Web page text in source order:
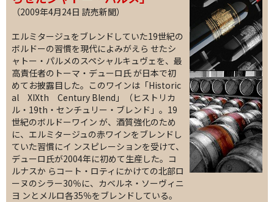
（2009年4月24日 読売新聞）
エルミタージュをブレンドしていた19世紀の
ボルドーの習慣を現代によみがえら せたシ
ャトー・パルメのスペシャルキュヴェを、最
高責任者のトーマ・デューロ氏 が日本で初
めてお披露目した。このワインは「Historic
al XIXth Century Blend」（ヒストリカ
ル・19th・センチュリー・ブレンド」。19
世紀のボルドーワイン が、酒質強化のため
に、エルミタージュの赤ワインをブレンドし
ていた習慣にイ ンスピレーションを受けて、
デューロ氏が2004年に初めて生産した。コ
ルナスか らコート・ロティにかけての北部ロ
ーヌのシラー30％に、カベルネ・ソーヴィニ
ヨ ンとメルロ各35％をブレンドしている。